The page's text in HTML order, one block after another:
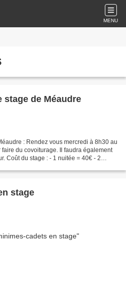
MENU
stage de Méaudre
: Rendez vous mercredi à 8h30 au
du covoiturage. Il faudra également
Coût du stage : - 1 nuitée = 40€ - 2
stage